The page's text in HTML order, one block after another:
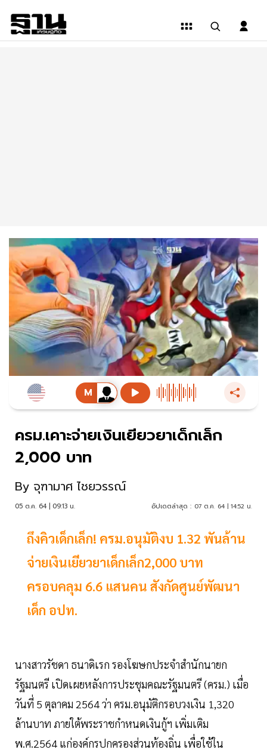
ครม.เคาะจ่ายเงินเยียวยาเด็กเล็ก
2,000 บาท
By จุฑามาศ ไชยวรรณ์
05 ต.ค. 64 | 09:13 น. อัปเดตล่าสุด : 07 ต.ค. 64 | 14:52 น.
ถึงคิวเด็กเล็ก! ครม.อนุมัติงบ 1.32 พันล้าน
จ่ายเงินเยียวยาเด็กเล็ก2,000 บาท
ครอบคลุม 6.6 แสนคน สังกัดศูนย์พัฒนา
เด็ก อปท.
นางสาวรัชดา ธนาดิเรก รองโฆษกประจำสำนักนายก
รัฐมนตรี เปิดเผยหลังการประชุมคณะรัฐมนตรี (ครม.) เมื่อ
วันที่ 5 ตุลาคม 2564 ว่า ครม.อนุมัติกรอบวงเงิน 1,320
ล้านบาท ภายใต้พระราชกำหนดเงินกู้ฯ เพิ่มเติม
พ.ศ.2564 แก่องค์กรปกครองส่วนท้องถิ่น เพื่อใช้ใน